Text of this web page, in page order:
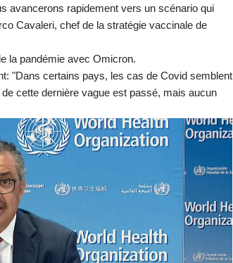
avancerons rapidement vers un scénario qui
Cavaleri, chef de la stratégie vaccinale de
la pandémie avec Omicron.
"Dans certains pays, les cas de Covid semblent
cette dernière vague est passé, mais aucun